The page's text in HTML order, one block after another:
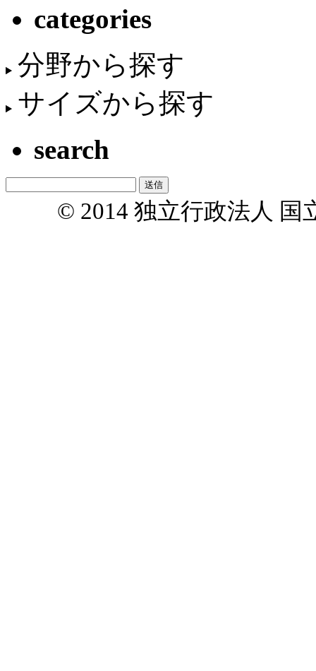
categories
分野から探す
サイズから探す
search
© 2014 独立行政法人 国